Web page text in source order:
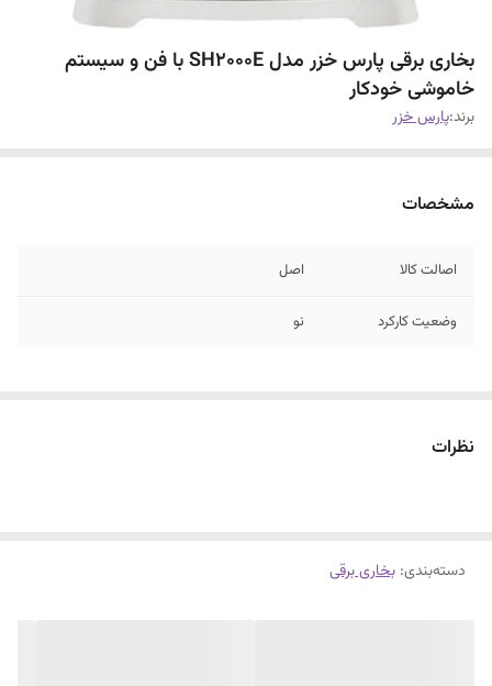
بخاری برقی پارس خزر مدل SH2000E با فن و سیستم
خاموشی خودکار
برند:پارس خزر
مشخصات
اصالت کالا اصل
وضعیت کارکرد نو
نظرات
دسته‌بندی: بخاری برقی